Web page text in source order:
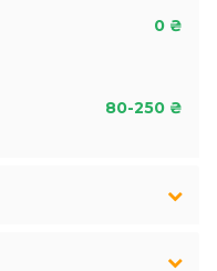
0 ₴
80-250 ₴